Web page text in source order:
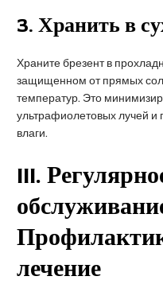
3.Хранить в
Храните брезент в
защищенном от прямых
температур. Это
ультрафиолетовых лучей
влаги.
III.
лечение